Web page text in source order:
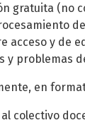
gratuita (no
acceso y de
y problemas
en
colectivo